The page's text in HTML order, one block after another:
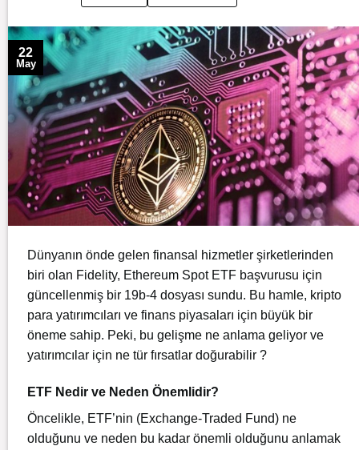
22
May
Dünyanın önde gelen finansal hizmetler şirketlerinden
biri olan Fidelity, Ethereum Spot ETF başvurusu için
güncellenmiş bir 19b-4 dosyası sundu. Bu hamle, kripto
para yatırımcıları ve finans piyasaları için büyük bir
öneme sahip. Peki, bu gelişme ne anlama geliyor ve
yatırımcılar için ne tür fırsatlar doğurabilir ?
ETF Nedir ve Neden Önemlidir?
Öncelikle, ETF’nin (Exchange-Traded Fund) ne
olduğunu ve neden bu kadar önemli olduğunu anlamak